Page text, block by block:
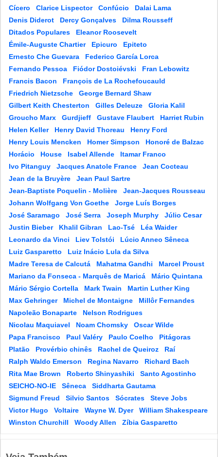
Cícero
Clarice Lispector Confúcio
Dalai Lama
Denis Diderot
Dercy Gonçalves
Dilma Rousseff
Ditados Populares
Eleanor Roosevelt
Émile-Auguste Chartier
Epicuro
Epiteto
Ernesto Che Guevara
Federico García Lorca
Fernando Pessoa
Fiódor Dostoiévski
Fran Lebowitz
Francis Bacon
François de La Rochefoucauld
Friedrich Nietzsche
George Bernard Shaw
Gilbert Keith Chesterton
Gilles Deleuze
Gloria Kalil
Groucho Marx
Gurdjieff Gustave Flaubert
Harriet Rubin
Helen Keller
Henry David Thoreau
Henry Ford
Henry Louis Mencken
Homer Simpson
Honoré de Balzac
Horácio
House Isabel Allende
Itamar Franco
Ivo Pitanguy
Jacques Anatole France
Jean Cocteau
Jean de la Bruyère
Jean Paul Sartre
Jean-Baptiste Poquelin - Molière
Jean-Jacques Rousseau
Johann Wolfgang Von Goethe
Jorge Luís Borges
José Saramago
José Serra Joseph Murphy
Júlio Cesar
Justin Bieber
Khalil Gibran Lao-Tsé
Léa Waider
Leonardo da Vinci
Liev Tolstói
Lúcio Anneo Sêneca
Luiz Gasparetto
Luiz Inácio Lula da Silva
Madre Teresa de Calcutá
Mahatma Gandhi
Marcel Proust
Mariano da Fonseca - Marquês de Maricá
Mário Quintana
Mário Sérgio Cortella
Mark Twain
Martin Luther King
Max Gehringer
Michel de Montaigne
Millôr Fernandes
Napoleão Bonaparte
Nelson Rodrigues
Nicolau Maquiavel
Noam Chomsky
Oscar Wilde
Papa Francisco
Paul Valéry Paulo Coelho
Pitágoras
Platão
Provérbio chinês Rachel de Queiroz
Raí
Ralph Waldo Emerson
Regina Navarro
Richard Bach
Rita Mae Brown
Roberto Shinyashiki
Santo Agostinho
SEICHO-NO-IE
Sêneca
Siddharta Gautama
Sigmund Freud
Silvio Santos Sócrates
Steve Jobs
Victor Hugo
Voltaire Wayne W. Dyer
William Shakespeare
Winston Churchill
Woody Allen Zíbia Gasparetto